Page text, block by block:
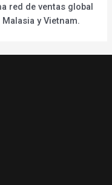
red de ventas global
y Vietnam.